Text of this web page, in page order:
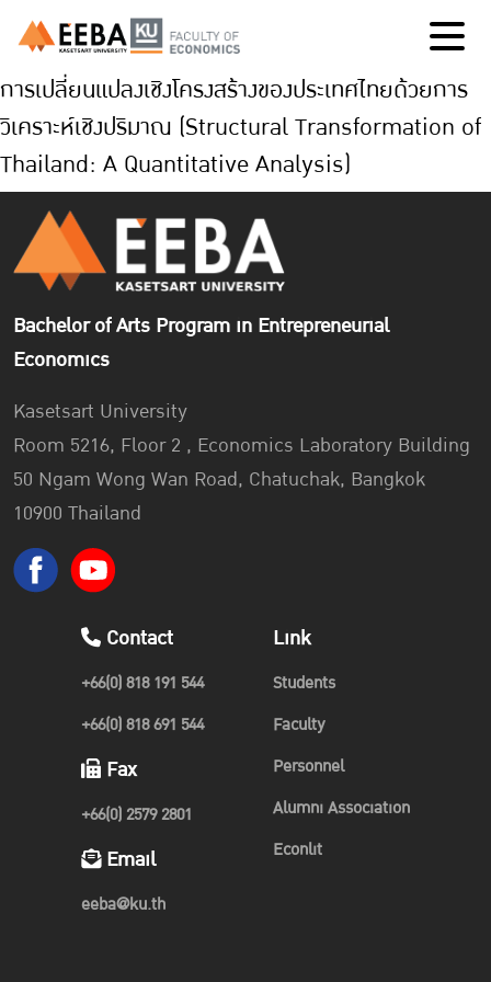
การเปลี่ยนแปลงเชิงโครงสร้างของประเทศไทยด้วยการ
วิเคราะห์เชิงปริมาณ (Structural Transformation of
Thailand: A Quantitative Analysis)
Bachelor of Arts Program in Entrepreneurial
Economics
Kasetsart University
Room 5216, Floor 2 , Economics Laboratory Building
50 Ngam Wong Wan Road, Chatuchak, Bangkok
10900 Thailand
Contact
+66(0) 818 191 544
+66(0) 818 691 544
Fax
+66(0) 2579 2801
Email
eeba@ku.th
Link
Students
Faculty
Personnel
Alumni Association
Econlit